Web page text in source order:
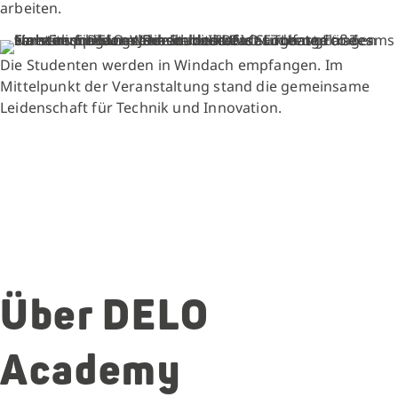
arbeiten.
Die Studenten werden in Windach empfangen. Im
Mittelpunkt der Veranstaltung stand die gemeinsame
Leidenschaft für Technik und Innovation.
Über DELO
Academy